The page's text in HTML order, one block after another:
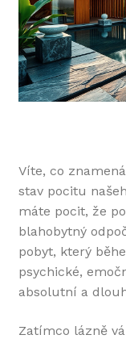
Víte, co
stav pocitu
máte pocit, že
blahobytný
pobyt, který
psychické,
absolutní a
Zatímco lázně